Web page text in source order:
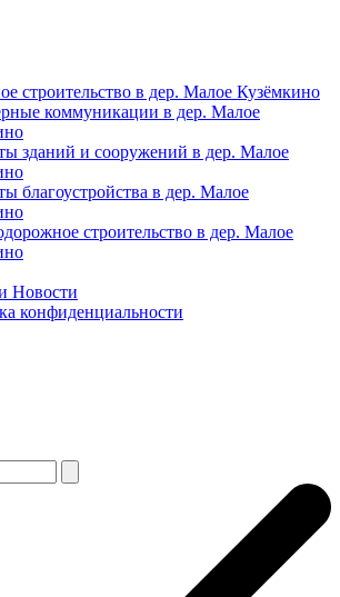
строительство в дер. Малое Кузёмкино
коммуникации в дер. Малое
зданий и сооружений в дер. Малое
благоустройства в дер. Малое
строительство в дер. Малое
Новости
конфиденциальности